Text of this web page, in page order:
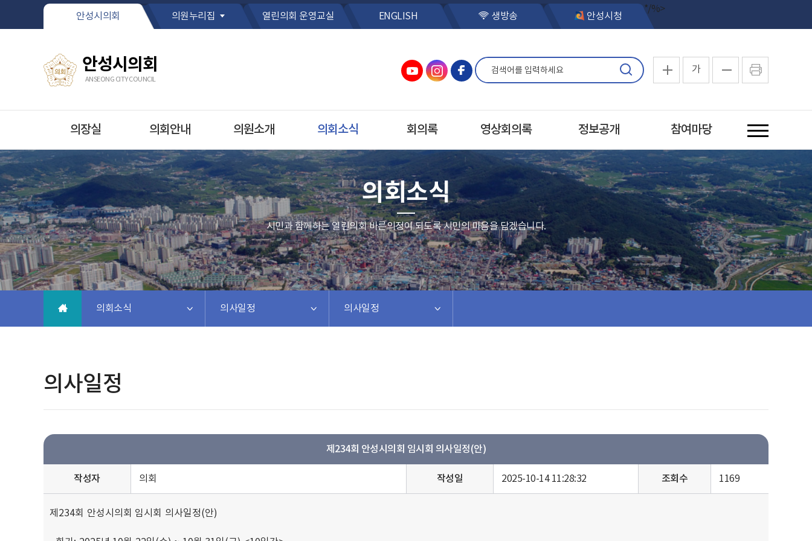
본문바로가기
안성시의회
의원누리집
*/%>
열린의회 운영교실 ENGLISH 생방송 안성시청
안성시의회
ANSEONG CITY COUNCIL
가
의장실 의회안내 의원소개 의회소식 회의록 영상회의록 정보공개 참여마당
의회소식
시민과 함께하는 열린의회 바른의정이 되도록 시민의 마음을 담겠습니다.
의회소식 의사일정 의사일정
의사일정
제234회 안성시의회 임시회 의사일정(안)
작성자 의회 작성일 2025-10-14 11:28:32 조회수 1169
제234회 안성시의회 임시회 의사일정(안)